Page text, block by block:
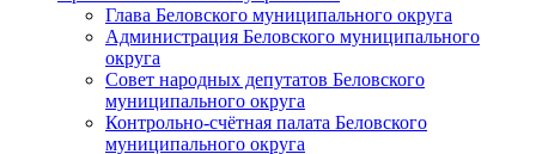
Глава Беловского муниципального округа
Администрация Беловского муниципального
округа
Совет народных депутатов Беловского
муниципального округа
Контрольно-счётная палата Беловского
муниципального округа